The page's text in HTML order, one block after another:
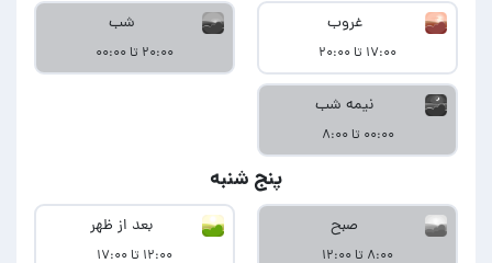
غروب
۱۷:۰۰ تا ۲۰:۰۰
شب
۲۰:۰۰ تا ۰۰:۰۰
نیمه شب
۰۰:۰۰ تا ۸:۰۰
پنج شنبه
صبح
۸:۰۰ تا ۱۲:۰۰
بعد از ظهر
۱۲:۰۰ تا ۱۷:۰۰